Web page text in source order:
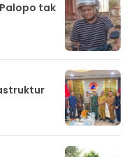
tak